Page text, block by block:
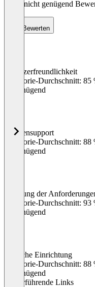
Noch nicht genügend
Bewerten
Benutzerfreundlichkeit
Kategorie-Durchschnitt: 85
Ungenügend
%
Kundensupport
Kategorie-Durchschnitt: 88
Ungenügend
Erfüllung der
Kategorie-Durchschnitt: 93
Ungenügend
Einfache Einrichtung
Kategorie-Durchschnitt: 88
Ungenügend
Weiterführende Links